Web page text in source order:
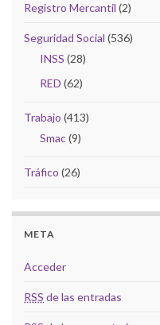
Registro Mercantil (2)
Seguridad Social (536)
INSS (28)
RED (62)
Trabajo (413)
Smac(9)
Tráfico (26)
META
Acceder
RSS de las entradas